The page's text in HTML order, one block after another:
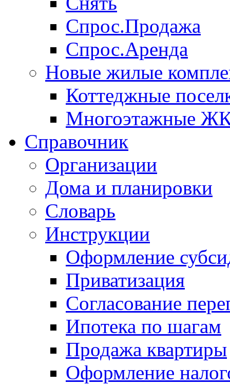
Спрос.Продажа
Спрос.Аренда
Новые жилые
Коттеджные
Многоэтажные
Справочник
Организации
Дома и планировки
Словарь
Инструкции
Оформление
Приватизация
Согласование
Ипотека по шагам
Продажа квартиры
Оформление